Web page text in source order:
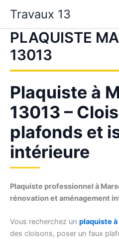
contenu
Travaux 13
PLAQUISTE
13013
Plaquiste à
13013 –
plafonds et
intérieure
Plaquiste professionnel à
rénovation et aménagement
Vous recherchez un plaquiste
des cloisons, poser un faux